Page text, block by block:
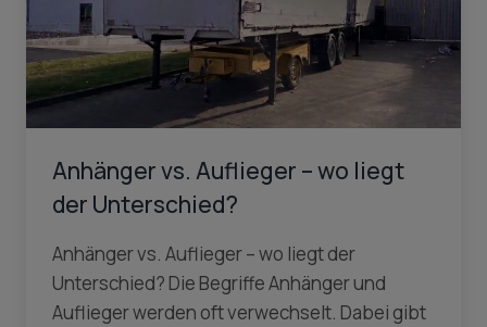
Anhänger vs. Auflieger – wo liegt
der Unterschied?
Anhänger vs. Auflieger – wo liegt der
Unterschied? Die Begriffe Anhänger und
Auflieger werden oft verwechselt. Dabei gibt